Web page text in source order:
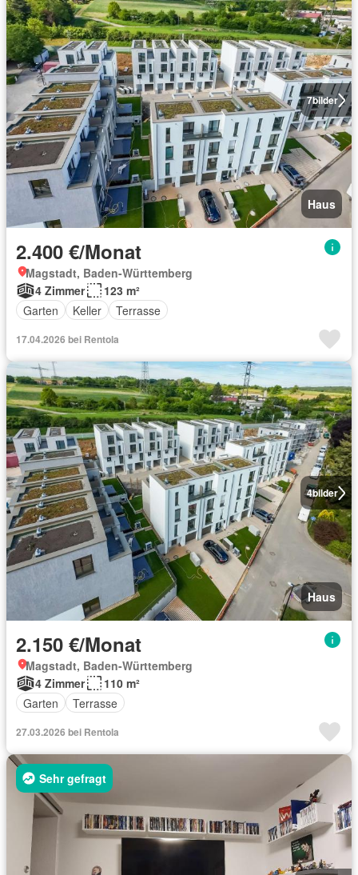
7bilder
Haus
2.400 €/Monat
Magstadt, Baden-Württemberg
4 Zimmer
123 m²
Garten
Keller Terrasse
17.04.2026 bei Rentola
4bilder
Haus
2.150 €/Monat
Magstadt, Baden-Württemberg
4 Zimmer
110 m²
Garten
Terrasse
27.03.2026 bei Rentola
Sehr gefragt